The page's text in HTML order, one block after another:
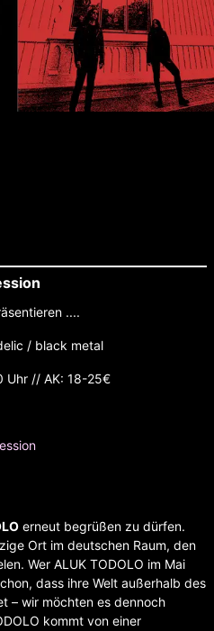
....
/ black metal
Uhr // AK: 18-25€
erneut begrüßen zu dürfen.
Ort im deutschen Raum, den
Wer ALUK TODOLO im Mai
dass ihre Welt außerhalb des
– wir möchten es dennoch
kommt von einer